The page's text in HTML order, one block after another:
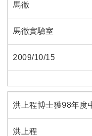
馬徹
馬徹實驗室
2009/10/15
洪上程博士獲98年度
洪上程